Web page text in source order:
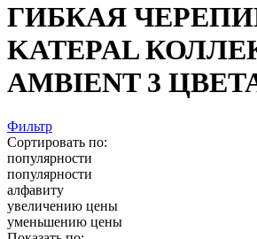
ГИБКАЯ
KATEPAL
AMBIENT 3
Фильтр
Сортировать по:
популярности
популярности
алфавиту
увеличению цены
уменьшению цены